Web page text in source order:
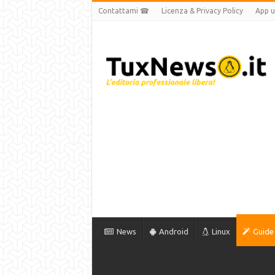
Contattami ☎ Licenza & Privacy Policy App
News Android Linux Guide